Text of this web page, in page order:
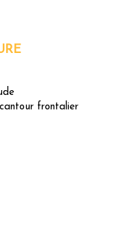
frontalier